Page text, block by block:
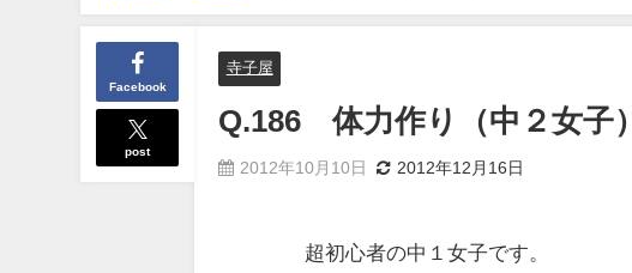
Facebook
post
寺子屋
Q.186 体力作り（中２女子）
2012年10月10日 2012年12月16日
超初心者の中１女子です。